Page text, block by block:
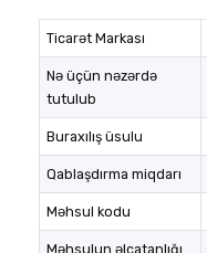
Ticarət Markası
Nə üçün nəzərdə
tutulub
Buraxılış üsulu
Qablaşdırma miqdarı
Məhsul kodu
Məhsulun əlçatanlığı